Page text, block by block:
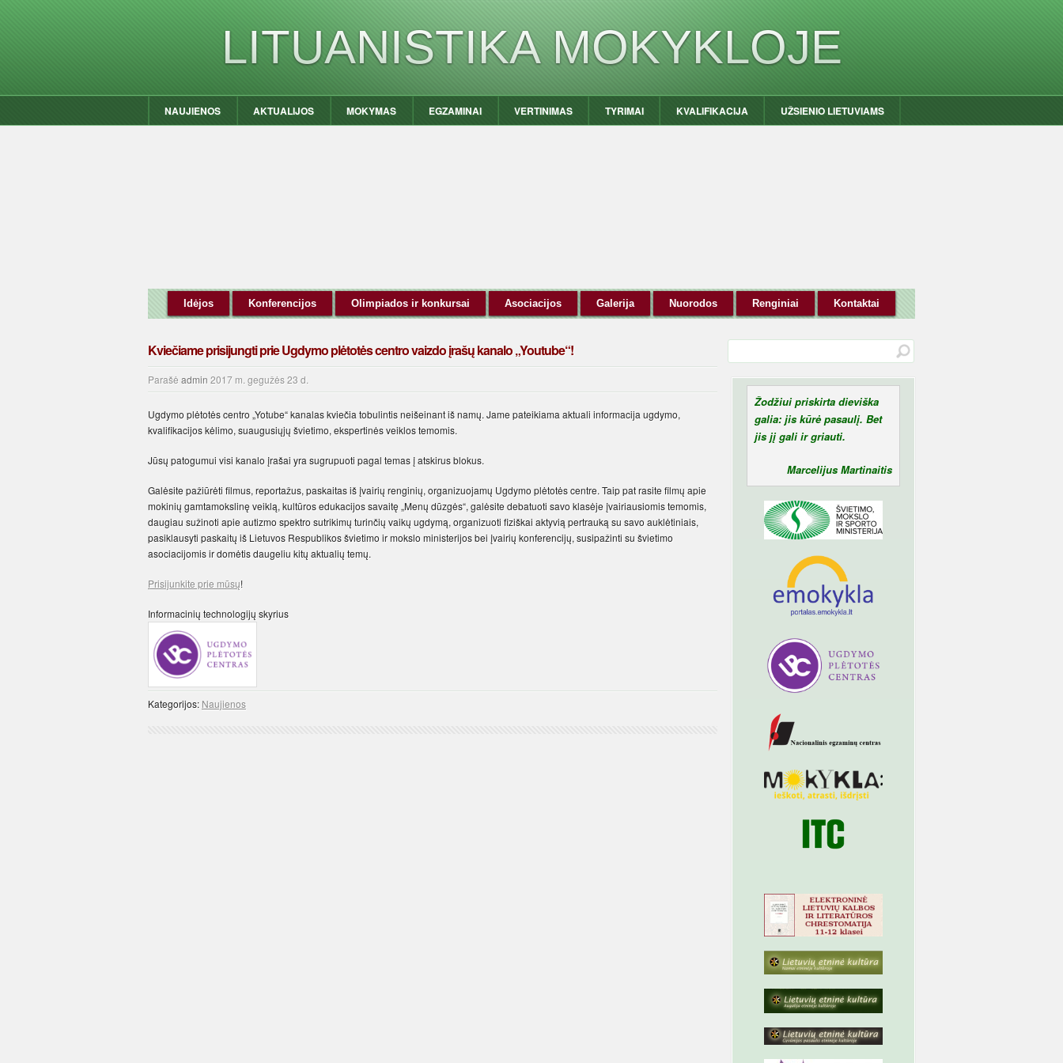
LITUANISTIKA MOKYKLOJE
NAUJIENOS AKTUALIJOS MOKYMAS EGZAMINAI VERTINIMAS TYRIMAI KVALIFIKACIJA UŽSIENIO LIETUVIAMS
Idėjos Konferencijos Olimpiados ir konkursai Asociacijos Galerija Nuorodos Renginiai Kontaktai
Kviečiame prisijungti prie Ugdymo plėtotės centro vaizdo įrašų kanalo „Youtube“!
Parašė admin 2017 m. gegužės 23 d.
Ugdymo plėtotės centro „Yotube“ kanalas kviečia tobulintis neišeinant iš namų. Jame pateikiama aktuali informacija ugdymo,
kvalifikacijos kėlimo, suaugusiųjų švietimo, ekspertinės veiklos temomis.
Jūsų patogumui visi kanalo įrašai yra sugrupuoti pagal temas į atskirus blokus.
Galėsite pažiūrėti filmus, reportažus, paskaitas iš įvairių renginių, organizuojamų Ugdymo plėtotės centre. Taip pat rasite filmų apie
mokinių gamtamokslinę veiklą, kultūros edukacijos savaitę „Menų dūzgės“, galėsite debatuoti savo klasėje įvairiausiomis temomis,
daugiau sužinoti apie autizmo spektro sutrikimų turinčių vaikų ugdymą, organizuoti fiziškai aktyvią pertrauką su savo auklėtiniais,
pasiklausyti paskaitų iš Lietuvos Respublikos švietimo ir mokslo ministerijos bei įvairių konferencijų, susipažinti su švietimo
asociacijomis ir domėtis daugeliu kitų aktualių temų.
Prisijunkite prie mūsų!
Informacinių technologijų skyrius
Kategorijos: Naujienos
Žodžiui priskirta dieviška
galia: jis kūrė pasaulį. Bet
jis jį gali ir griauti.
Marcelijus Martinaitis